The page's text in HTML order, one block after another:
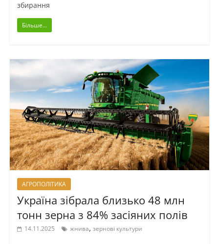
збирання
Більше...
АГРОПОЛІТИКА
Україна зібрала близько 48 млн
тонн зерна з 84% засіяних полів
14.11.2025 жнива, зернові культури